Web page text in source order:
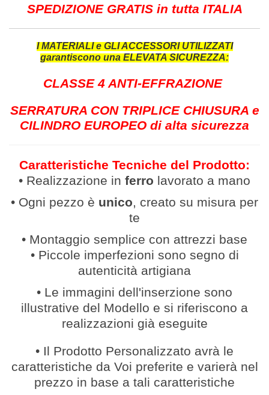
SPEDIZIONE GRATIS in tutta ITALIA
I MATERIALI e GLI ACCESSORI UTILIZZATI
garantiscono una ELEVATA SICUREZZA:
CLASSE 4 ANTI-EFFRAZIONE
SERRATURA CON TRIPLICE CHIUSURA e
CILINDRO EUROPEO di alta sicurezza
Caratteristiche Tecniche del Prodotto:
• Realizzazione in ferro lavorato a mano
• Ogni pezzo è unico, creato su misura per
te
• Montaggio semplice con attrezzi base
• Piccole imperfezioni sono segno di
autenticità artigiana
• Le immagini dell'inserzione sono
illustrative del Modello e si riferiscono a
realizzazioni già eseguite
• Il Prodotto Personalizzato avrà le
caratteristiche da Voi preferite e varierà nel
prezzo in base a tali caratteristiche